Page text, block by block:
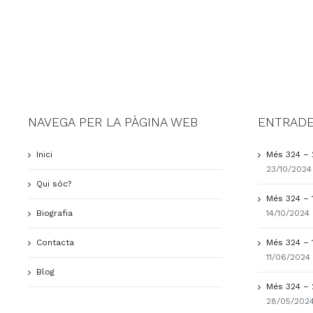
NAVEGA PER LA PÀGINA WEB
Inici
Qui sóc?
Biografia
Contacta
Blog
Més 324 –
23/10/2024
Més 324 –
14/10/2024
Més 324 –
11/06/2024
Més 324 –
28/05/